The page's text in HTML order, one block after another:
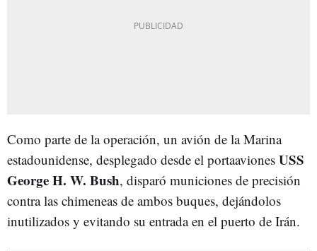
Como parte de la operación, un avión de la Marina
estadounidense, desplegado desde el portaaviones USS
George H. W. Bush, disparó municiones de precisión
contra las chimeneas de ambos buques, dejándolos
inutilizados y evitando su entrada en el puerto de Irán.